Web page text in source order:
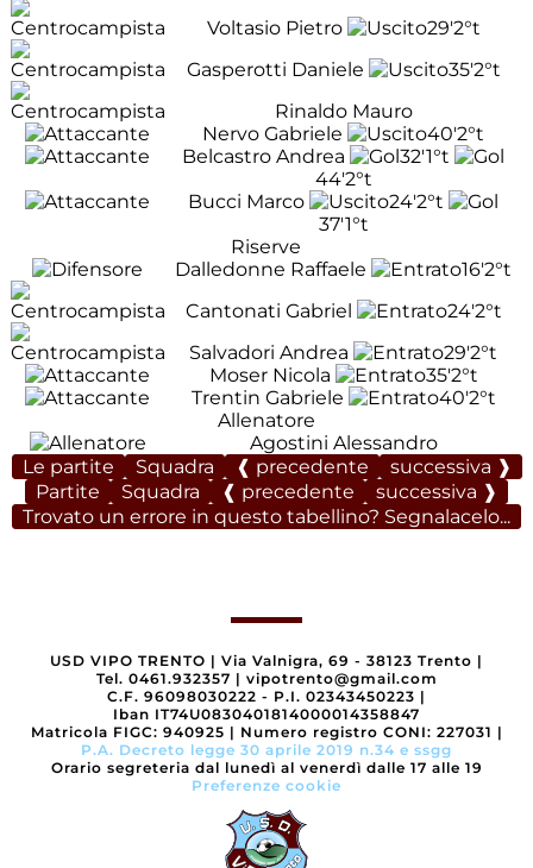
Voltasio Pietro
29'2°t
Gasperotti Daniele
35'2°t
Rinaldo Mauro
Nervo Gabriele
40'2°t
Belcastro Andrea
32'1°t
44'2°t
Bucci Marco
24'2°t
37'1°t
Riserve
Dalledonne Raffaele
16'2°t
Cantonati Gabriel
24'2°t
Salvadori Andrea
29'2°t
Moser Nicola
35'2°t
Trentin Gabriele
40'2°t
Allenatore
Agostini Alessandro
Le partite
Squadra ❰ precedente
successiva ❱
Partite
Squadra ❰ precedente
successiva ❱
Trovato un errore in questo tabellino? Segnalacelo...
USD VIPO TRENTO | Via Valnigra, 69 - 38123 Trento |
Tel. 0461.932357 | vipotrento@gmail.com
C.F. 96098030222 - P.I. 02343450223 |
Iban IT74U0830401814000014358847
Matricola FIGC: 940925 | Numero registro CONI: 227031 |
P.A. Decreto legge 30 aprile 2019 n.34 e ssgg
Orario segreteria dal lunedì al venerdì dalle 17 alle 19
Preferenze cookie